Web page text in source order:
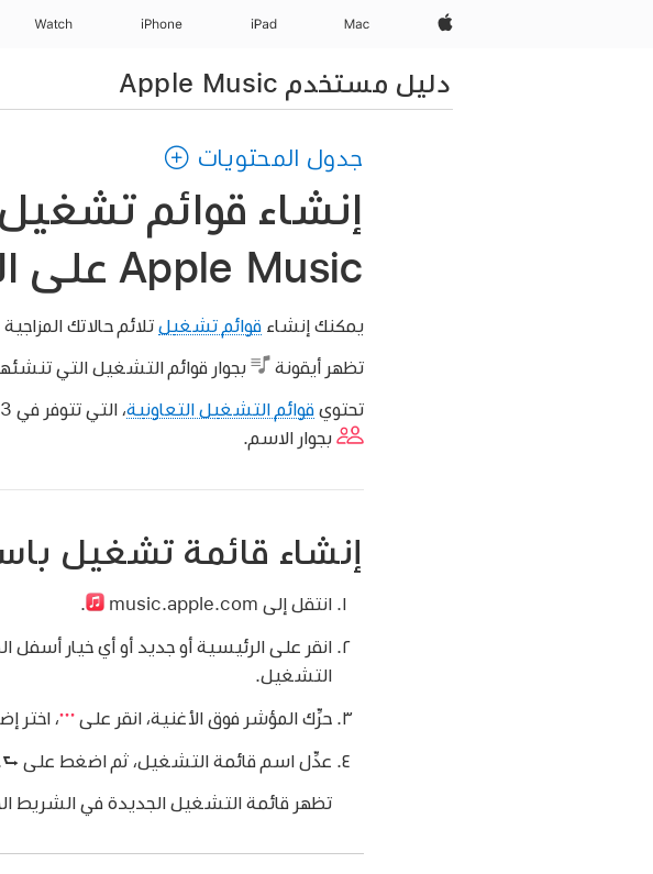
Apple‏
Mac
iPad‏
iPhone
Watch
دليل مستخدم Apple Music
جدول المحتويات
إنشاء قوائم
Apple Music على الويب
يمكنك إنشاءقوائم تشغيل تلائم حالاتك
تظهر أيقونة بجوار قوائم التشغيل التي
تحتويقوائم التشغيل التعاونية، التي تتوفر في macOS 14.3 أو iOS 17.3 أو iPadOS 17.3 أو أحدث، على أيقونة تعاون
بجوار الاسم.
إنشاء قائمة تشغيل
انتقل إلى music.apple.com .
انقر على الرئيسية أو جديد أو أي خيار أسفل
التشغيل.
حرِّك المؤشر فوق الأغنية، انقر على ،اختر
عدِّل اسم قائمة التشغيل، ثم اضغط على ⮑.
تظهر قائمة التشغيل الجديدة في الشريط